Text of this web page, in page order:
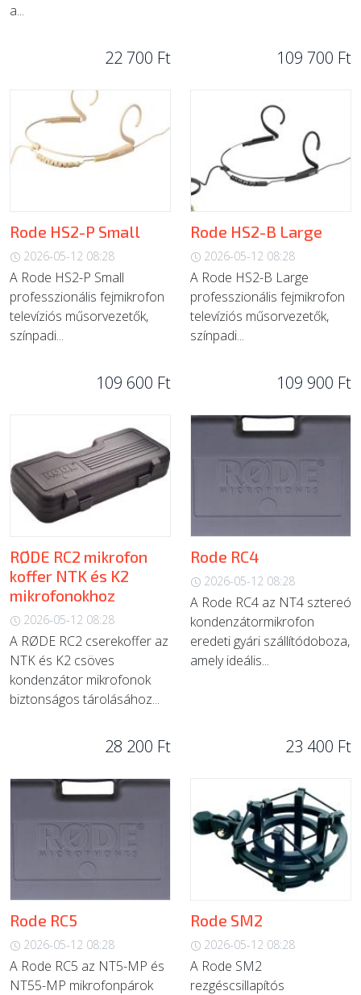
a...
22 700 Ft 109 700 Ft
Rode HS2-P Small
2026-05-12 08:28
A Rode HS2-P Small
professzionális fejmikrofon
televíziós műsorvezetők,
színpadi...
109 600 Ft
Rode HS2-B Large
2026-05-12 08:28
A Rode HS2-B Large
professzionális fejmikrofon
televíziós műsorvezetők,
színpadi...
109 900 Ft
RØDE RC2 mikrofon
koffer NTK és K2
mikrofonokhoz
2026-05-12 08:28
A RØDE RC2 cserekoffer az
NTK és K2 csöves
kondenzátor mikrofonok
biztonságos tárolásához...
28 200 Ft
Rode RC4
2026-05-12 08:28
A Rode RC4 az NT4 sztereó
kondenzátormikrofon
eredeti gyári szállítódoboza,
amely ideális...
23 400 Ft
Rode RC5
2026-05-12 08:28
A Rode RC5 az NT5-MP és
NT55-MP mikrofonpárok
Rode SM2
2026-05-12 08:28
A Rode SM2
rezgéscsillapítós